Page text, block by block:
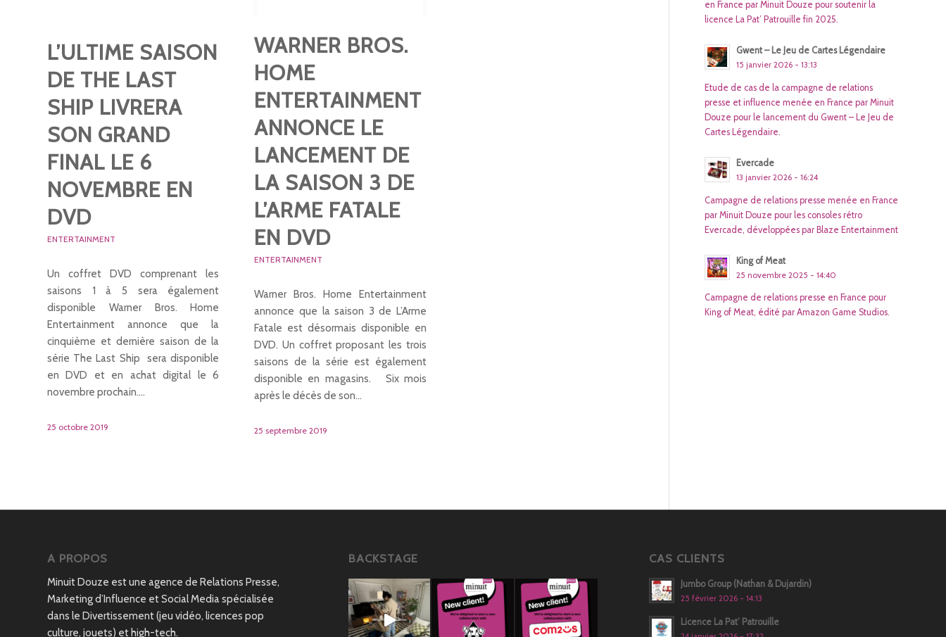
L’ULTIME SAISON
DE THE LAST
SHIP LIVRERA
SON GRAND
FINAL LE 6
NOVEMBRE EN
DVD
ENTERTAINMENT
Un coffret DVD comprenant les
saisons 1 à 5 sera également
disponible Warner Bros. Home
Entertainment annonce que la
cinquième et dernière saison de la
série The Last Ship sera disponible
en DVD et en achat digital le 6
novembre prochain.…
25 octobre 2019
WARNER BROS.
HOME
ENTERTAINMENT
ANNONCE LE
LANCEMENT DE
LA SAISON 3 DE
L’ARME FATALE
EN DVD
ENTERTAINMENT
Warner Bros. Home Entertainment
annonce que la saison 3 de L’Arme
Fatale est désormais disponible en
DVD. Un coffret proposant les trois
saisons de la série est également
disponible en magasins. Six mois
après le décès de son…
25 septembre 2019
en France par Minuit Douze pour soutenir la
licence La Pat’ Patrouille fin 2025.
Gwent – Le Jeu de Cartes Légendaire
15 janvier 2026 - 13:13
Etude de cas de la campagne de relations
presse et influence menée en France par Minuit
Douze pour le lancement du Gwent – Le Jeu de
Cartes Légendaire.
Evercade
13 janvier 2026 - 16:24
Campagne de relations presse menée en France
par Minuit Douze pour les consoles rétro
Evercade, développées par Blaze Entertainment
King of Meat
25 novembre 2025 - 14:40
Campagne de relations presse en France pour
King of Meat, édité par Amazon Game Studios.
A PROPOS
Minuit Douze est une agence de Relations Presse,
Marketing d’Influence et Social Media spécialisée
dans le Divertissement (jeu vidéo, licences pop
culture, jouets) et high-tech.
BACKSTAGE CAS CLIENTS
Jumbo Group (Nathan & Dujardin)
25 février 2026 - 14:13
Licence La Pat’ Patrouille